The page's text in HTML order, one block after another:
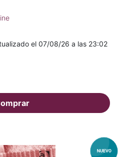
el 07/08/26 a las 23:02